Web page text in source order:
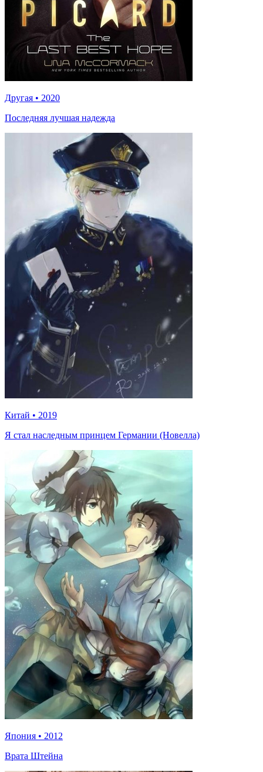
Другая • 2020
Последняя лучшая надежда
Китай • 2019
Я стал наследным принцем Германии (Новелла)
Япония • 2012
Врата Штейна